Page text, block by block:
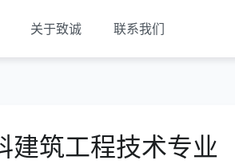
关于致诚 联系我们
建筑工程技术专业